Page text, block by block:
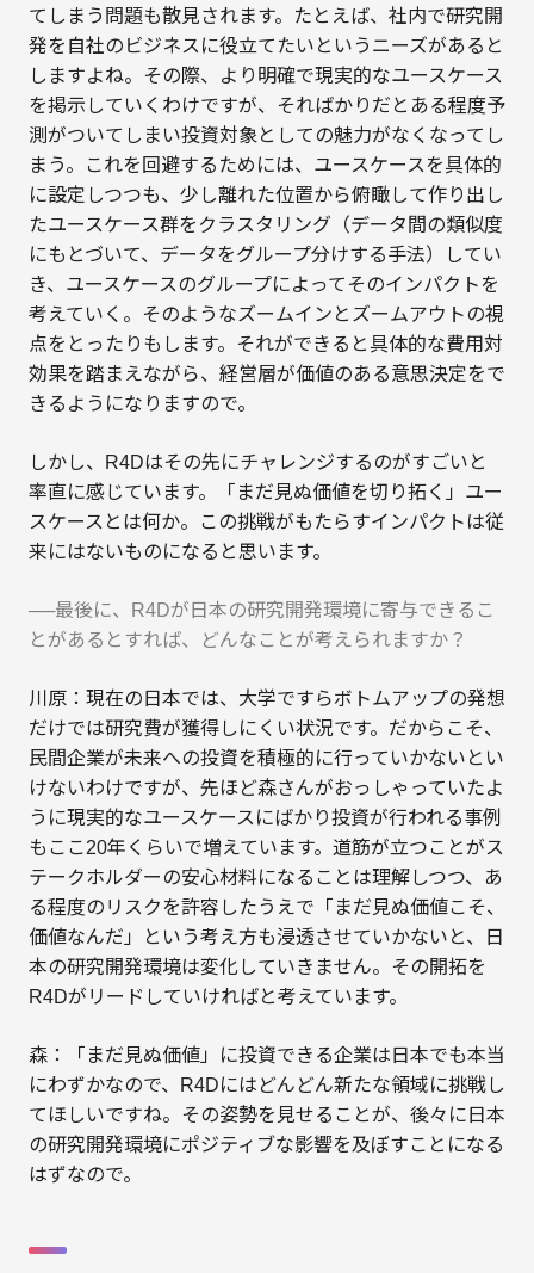
てしまう問題も散見されます。たとえば、社内で研究開
発を自社のビジネスに役立てたいというニーズがあると
しますよね。その際、より明確で現実的なユースケース
を掲示していくわけですが、そればかりだとある程度予
測がついてしまい投資対象としての魅力がなくなってし
まう。これを回避するためには、ユースケースを具体的
に設定しつつも、少し離れた位置から俯瞰して作り出し
たユースケース群をクラスタリング（データ間の類似度
にもとづいて、データをグループ分けする手法）してい
き、ユースケースのグループによってそのインパクトを
考えていく。そのようなズームインとズームアウトの視
点をとったりもします。それができると具体的な費用対
効果を踏まえながら、経営層が価値のある意思決定をで
きるようになりますので。
しかし、R4Dはその先にチャレンジするのがすごいと
率直に感じています。「まだ見ぬ価値を切り拓く」ユー
スケースとは何か。この挑戦がもたらすインパクトは従
来にはないものになると思います。
──最後に、R4Dが日本の研究開発環境に寄与できるこ
とがあるとすれば、どんなことが考えられますか？
川原：現在の日本では、大学ですらボトムアップの発想
だけでは研究費が獲得しにくい状況です。だからこそ、
民間企業が未来への投資を積極的に行っていかないとい
けないわけですが、先ほど森さんがおっしゃっていたよ
うに現実的なユースケースにばかり投資が行われる事例
もここ20年くらいで増えています。道筋が立つことがス
テークホルダーの安心材料になることは理解しつつ、あ
る程度のリスクを許容したうえで「まだ見ぬ価値こそ、
価値なんだ」という考え方も浸透させていかないと、日
本の研究開発環境は変化していきません。その開拓を
R4Dがリードしていければと考えています。
森：「まだ見ぬ価値」に投資できる企業は日本でも本当
にわずかなので、R4Dにはどんどん新たな領域に挑戦し
てほしいですね。その姿勢を見せることが、後々に日本
の研究開発環境にポジティブな影響を及ぼすことになる
はずなので。